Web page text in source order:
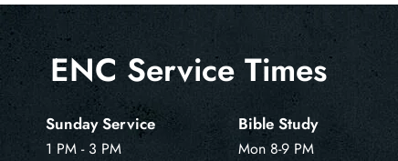
ENC Service Times
Sunday Service
1 PM - 3 PM
Bible Study
Mon 8-9 PM